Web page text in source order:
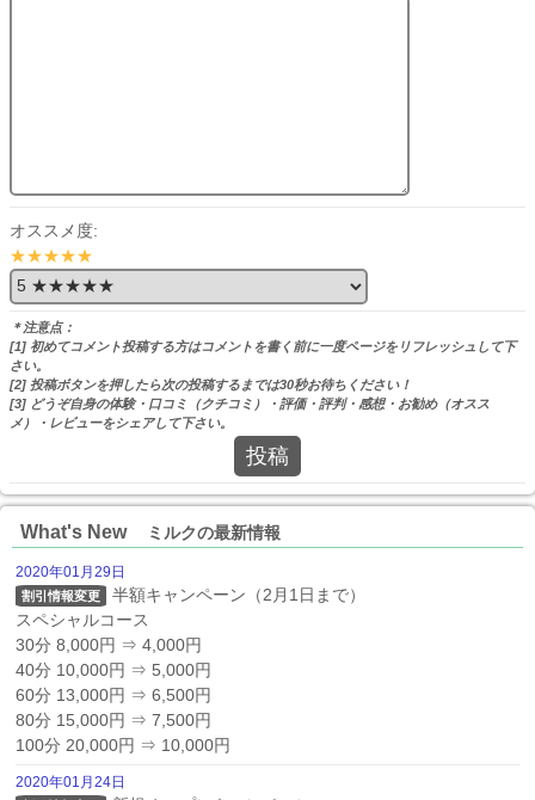
オススメ度:
★★★★★
＊注意点：
[1] 初めてコメント投稿する方はコメントを書く前に一度ページをリフレッシュして下
さい。
[2] 投稿ボタンを押したら次の投稿するまでは30秒お待ちください！
[3] どうぞ自身の体験・口コミ（クチコミ）・評価・評判・感想・お勧め（オスス
メ）・レビューをシェアして下さい。
投稿
What's New ミルクの最新情報
2020年01月29日
割引情報変更
半額キャンペーン（2月1日まで）
スペシャルコース
30分 8,000円 ⇒ 4,000円
40分 10,000円 ⇒ 5,000円
60分 13,000円 ⇒ 6,500円
80分 15,000円 ⇒ 7,500円
100分 20,000円 ⇒ 10,000円
2020年01月24日